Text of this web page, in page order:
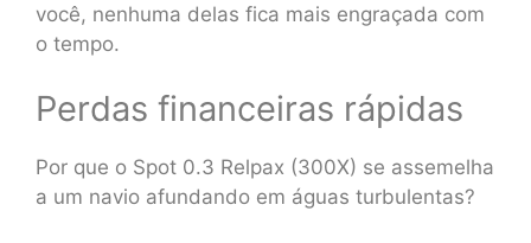
você, nenhuma delas fica mais engraçada com
o tempo.
Perdas financeiras rápidas
Por que o Spot 0.3 Relpax (300X) se assemelha
a um navio afundando em águas turbulentas?